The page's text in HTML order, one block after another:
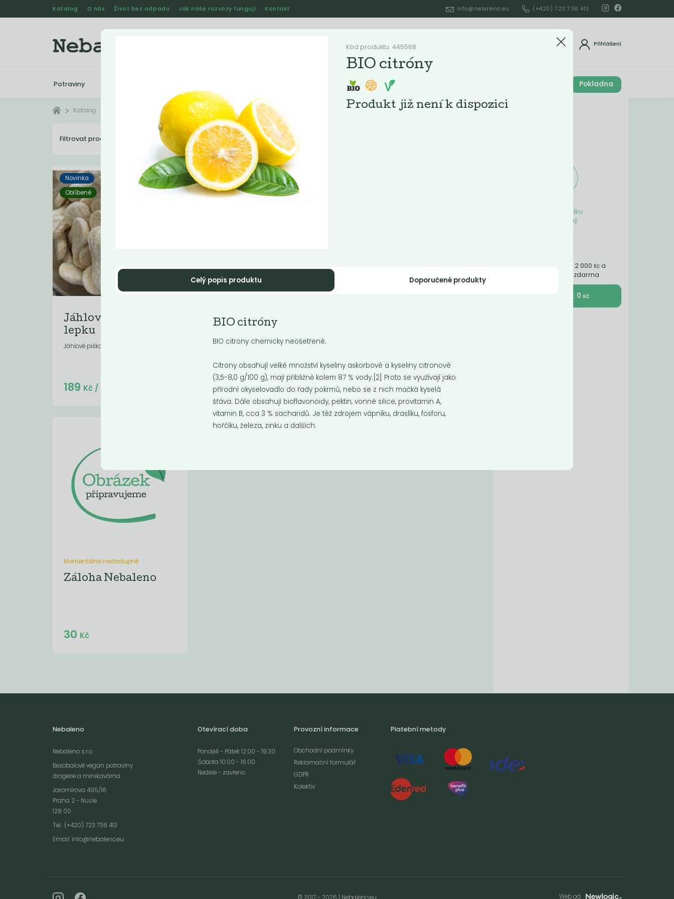
Katalog O nás Život bez odpadu Jak naše rozvozy fungují Kontakt info@nebaleno.eu (+420) 723 736 413
Přihlášení
Potraviny Jak naše rozvozy fungují Pokladna
Obsah košíku
je prázdný
Nakupte ještě za 2 000 Kč a
získáte dopravu zdarma
K pokladně : 0 Kč
Katalog
Filtrovat produkty 4 Doporučené Nejlevnější
Novinka
Oblíbené
Jáhlové piškoty bez
lepku
Jáhlové piškoty bez lepku
Do košíku:
189 Kč/ Kg
Hummus s
Hummus s česnekem, 140 g
Do košíku: (45
45Kč Do košíku: )
45 Kč
Momentálně nedostupné
Záloha Nebaleno
30 Kč
Nebaleno
Nebaleno s.r.o.
Bezobalové vegan potraviny
drogerie a minikavárna
Jaromírova 495/16
Praha 2 - Nusle
128 00
Tel.: (+420) 723 736 413
Email: info@nebaleno.eu
Otevírací doba
Pondělí - Pátek 12:00 - 19:30
Sobota 10:00 - 16:00
Neděle - zavřeno
Provozní informace
Obchodní podmínky
Reklamační formulář
GDPR
Kolektiv
Platební metody
Web od
Kód produktu: 445568
BIO citróny
Produkt již není k dispozici
Celý popis produktu Doporučené produkty
BIO citróny
BIO citrony chemicky neošetřené.
Citrony obsahují velké množství kyseliny askorbové a kyseliny citronové
(3,5-8,0 g/100 g), mají přibližně kolem 87 % vody.[2] Proto se využívají jako
přírodní okyselovadlo do řady pokrmů, nebo se z nich mačká kyselá
šťáva. Dále obsahují bioflavonoidy, pektin, vonné silice, provitamin A,
vitamin B, cca 3 % sacharidů. Je též zdrojem vápníku, draslíku, fosforu,
hořčíku, železa, zinku a dalších.
Webové stránky používají k poskytování služeb, personalizaci reklam a analýze
údajů o vašem chování na webu pro zobrazení cílené reklamy. Personalizaci a cílenou